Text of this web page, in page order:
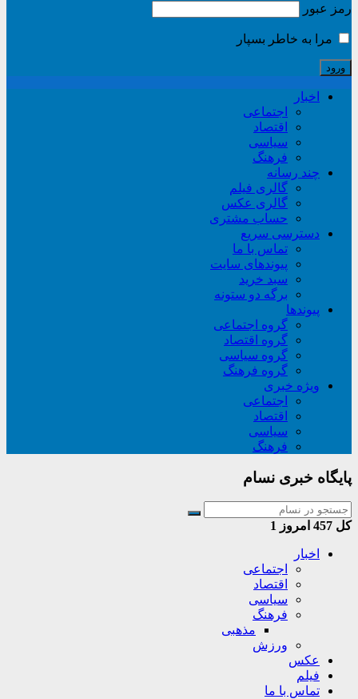
رمز عبور
مرا به خاطر بسپار
اخبار
اجتماعی
اقتصاد
سیاسی
فرهنگ
چند رسانه
گالری فیلم
گالری عکس
حساب مشتری
دسترسی سریع
تماس با ما
پیوندهای سایت
سبد خريد
برگه دو ستونه
پیوندها
گروه اجتماعی
گروه اقتصاد
گروه سیاسی
گروه فرهنگ
ویژه خبری
اجتماعی
اقتصاد
سیاسی
فرهنگ
پایگاه خبری نسام
کل امروز 1
اخبار
اجتماعی
اقتصاد
سیاسی
فرهنگ
مذهبی
ورزش
عکس
فیلم
تماس با ما